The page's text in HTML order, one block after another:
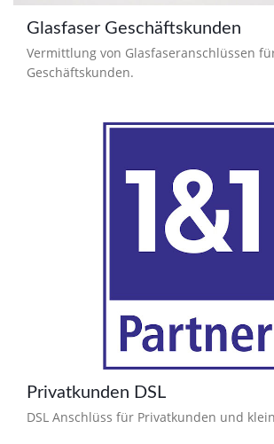
Glasfaser Geschäftskunden
Vermittlung von Glasfaseranschlüssen
Geschäftskunden.
Privatkunden DSL
DSL Anschlüss für Privatkunden und